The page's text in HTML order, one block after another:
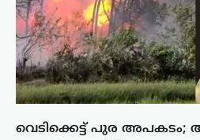
വെടിക്കെട്ട് പുര